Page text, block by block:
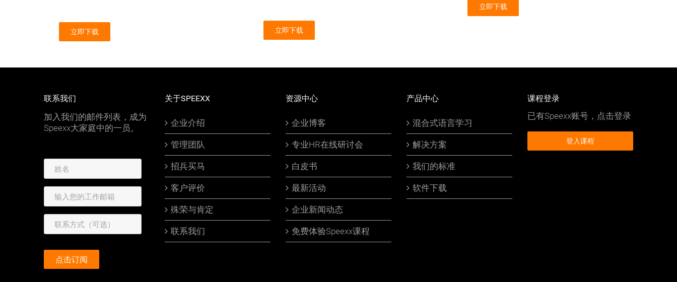
立即下载 立即下载
立即下载
联系我们
加入我们的邮件列表，成为
Speexx大家庭中的一员。
关于SPEEXX
企业介绍
管理团队
招兵买马
客户评价
殊荣与肯定
联系我们
资源中心
企业博客
专业HR在线研讨会
白皮书
最新活动
企业新闻动态
免费体验Speexx课程
产品中心
混合式语言学习
解决方案
我们的标准
软件下载
课程登录
已有Speexx账号，点击登录
登入课程